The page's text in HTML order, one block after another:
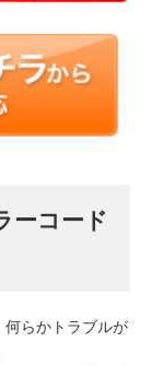
ーコード
何らかトラブルが